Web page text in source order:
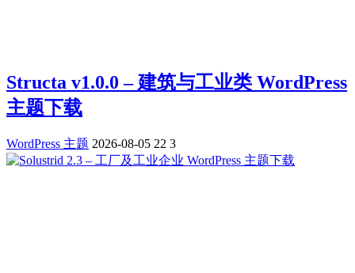
Structa v1.0.0 – 建筑与工业类 WordPress
主题下载
WordPress 主题 2026-08-05 22 3